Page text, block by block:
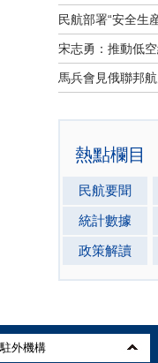
民航部署“安全生
宋志勇：推動低
熱點欄目
民航要聞
統計數據
政策解讀